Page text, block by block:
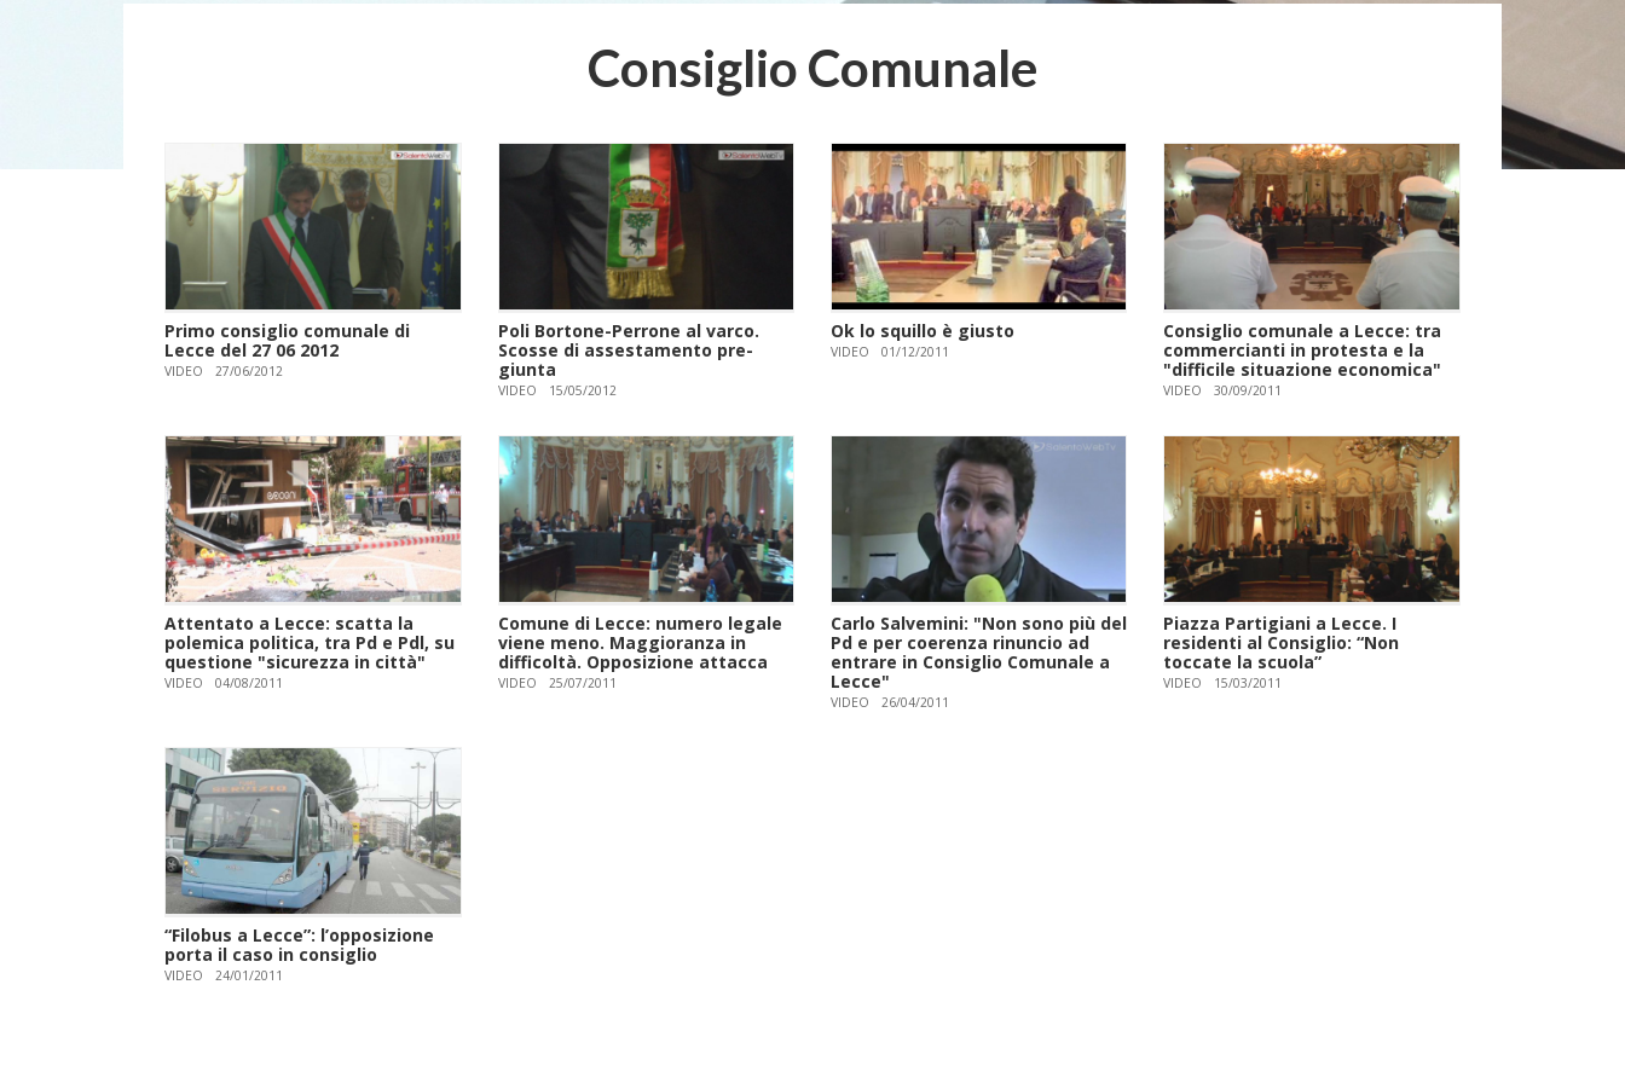
Consiglio Comunale
Primo consiglio comunale di
Lecce del 27 06 2012
VIDEO 27/06/2012
Poli Bortone-Perrone al varco.
Scosse di assestamento pre-
giunta
VIDEO 15/05/2012
Ok lo squillo è giusto
VIDEO 01/12/2011
Consiglio comunale a Lecce: tra
commercianti in protesta e la
"difficile situazione economica"
VIDEO 30/09/2011
Attentato a Lecce: scatta la
polemica politica, tra Pd e Pdl, su
questione "sicurezza in città"
VIDEO 04/08/2011
Comune di Lecce: numero legale
viene meno. Maggioranza in
difficoltà. Opposizione attacca
VIDEO 25/07/2011
Carlo Salvemini: "Non sono più del
Pd e per coerenza rinuncio ad
entrare in Consiglio Comunale a
Lecce"
VIDEO 26/04/2011
Piazza Partigiani a Lecce. I
residenti al Consiglio: “Non
toccate la scuola”
VIDEO 15/03/2011
“Filobus a Lecce”: l’opposizione
porta il caso in consiglio
VIDEO 24/01/2011